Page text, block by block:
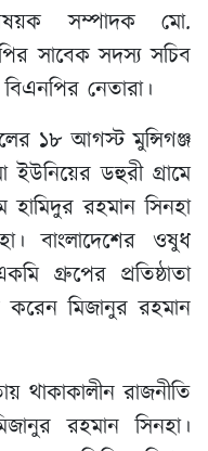
সম্পাদক মো.
সাবেক সদস্য সচিব
নেতারা।
১৮ আগস্ট মুন্সিগঞ্জ
ডহুরী গ্রামে
হামিদুর রহমান সিনহা
বাংলাদেশের ওষুধ
গ্রুপের প্রতিষ্ঠাতা
করেন মিজানুর রহমান
থাকাকালীন রাজনীতি
রহমান সিনহা।